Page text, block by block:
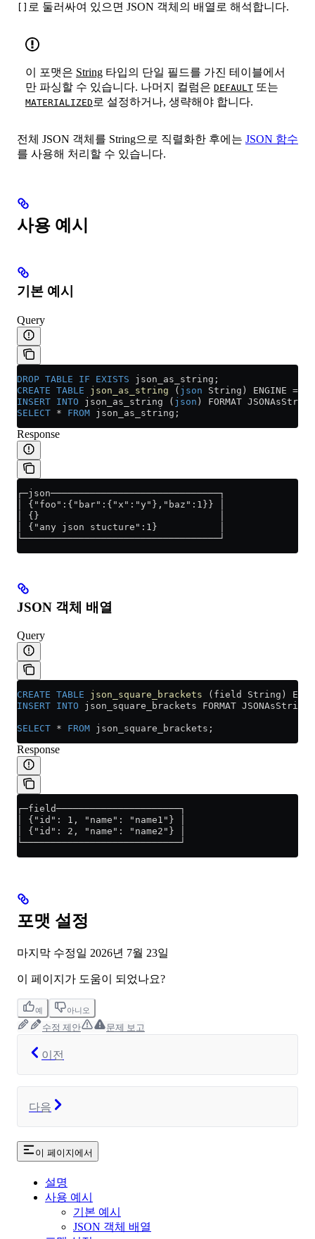
로 둘러싸여 있으면 JSON 객체의 배열로 해석합니다.
이 포맷은 String 타입의 단일 필드를 가진 테이블에서
만 파싱할 수 있습니다. 나머지 컬럼은 DEFAULT 또는
MATERIALIZED 로 설정하거나, 생략해야 합니다.
전체 JSON 객체를 String으로 직렬화한 후에는 JSON 함수
를 사용해 처리할 수 있습니다.
사용 예시
기본 예시
Query
DROP TABLE IF EXISTS json_as_string;
CREATE TABLE json_as_string ( json String) ENGINE =
INSERT INTO json_as_string ( json ) FORMAT
SELECT * FROM json_as_string;
Response
┌─json──────────────────────────────┐
│ {"foo":{"bar":{"x":"y"},"baz":1}} │
│ {}                                │
│ {"any json stucture":1}           │
└───────────────────────────────────┘
JSON 객체 배열
Query
CREATE TABLE json_square_brackets (field String)
INSERT INTO json_square_brackets FORMAT
SELECT * FROM json_square_brackets;
Response
┌─field──────────────────────┐
│ {"id": 1, "name": "name1"} │
│ {"id": 2, "name": "name2"} │
└────────────────────────────┘
포맷 설정
마지막 수정일 2026년 7월 23일
이 페이지가 도움이 되었나요?
예 아니오
수정 제안 문제 보고
이전
다음
이 페이지에서
설명
사용 예시
기본 예시
JSON 객체 배열